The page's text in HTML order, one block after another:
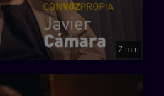
7 min